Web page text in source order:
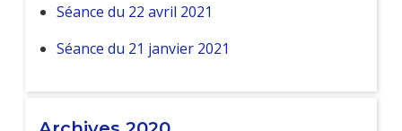
Séance du 22 avril 2021
Séance du 21 janvier 2021